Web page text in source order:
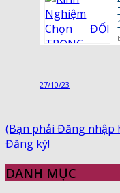
27/10/23
(Bạn phải Đăng nhập
Đăng ký!
DANH MỤC